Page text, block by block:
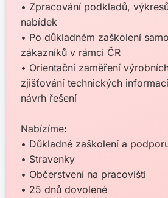
• Zpracování podkladů,
nabídek
• Po důkladném zaškolení
zákazníků v rámci ČR
• Orientační zaměření
zjišťování technických
návrh řešení
Nabízíme:
• Důkladné zaškolení a
• Stravenky
• Občerstvení na pracovišti
• 25 dnů dovolené